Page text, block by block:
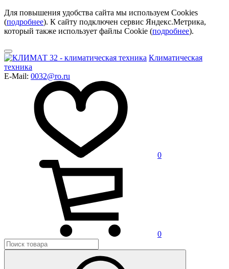
Для повышения удобства сайта мы используем Cookies
(подробнее). К сайту подключен сервис Яндекс.Метрика,
который также использует файлы Cookie (подробнее).
Климатическая
техника
E-Mail: 0032@ro.ru
0
0